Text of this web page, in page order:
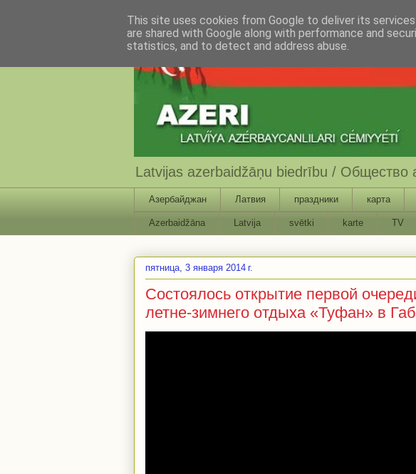
Latvijas azerbaidžāņu biedrību / Общество
Азербайджан Латвия праздники карта
Azerbaidžāna Latvija svētki karte TV
пятница, 3 января 2014 г.
Состоялось открытие первой
летне-зимнего отдыха «Туфан» в
This site uses cookies from Google to deliver its
are shared with Google along with performance and
statistics, and to detect and address abuse.